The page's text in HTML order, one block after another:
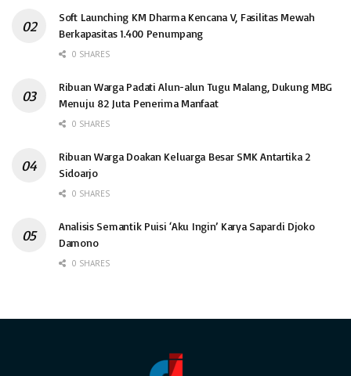
Soft Launching KM Dharma Kencana V, Fasilitas Mewah
Berkapasitas 1.400 Penumpang
0 SHARES
Ribuan Warga Padati Alun-alun Tugu Malang, Dukung MBG
Menuju 82 Juta Penerima Manfaat
0 SHARES
Ribuan Warga Doakan Keluarga Besar SMK Antartika 2
Sidoarjo
0 SHARES
Analisis Semantik Puisi ‘Aku Ingin’ Karya Sapardi Djoko
Damono
0 SHARES